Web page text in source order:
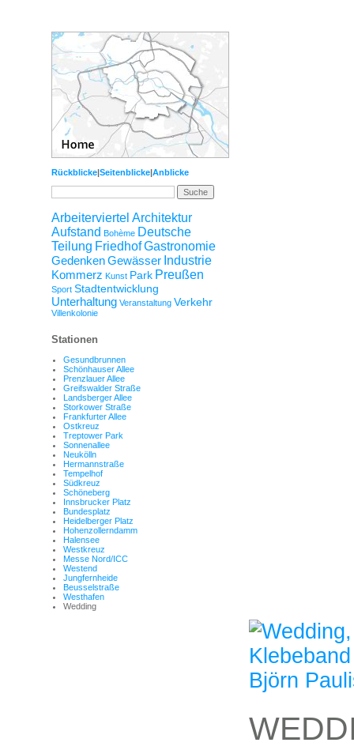
Rückblicke|Seitenblicke|Anblicke
Arbeiterviertel Architektur
Aufstand Bohème Deutsche
Teilung FriedhofGastronomie
GedenkenGewässer Industrie
Kommerz Kunst Park Preußen
Sport Stadtentwicklung
Unterhaltung Veranstaltung Verkehr
Villenkolonie
Stationen
Gesundbrunnen
Schönhauser Allee
Prenzlauer Allee
Greifswalder Straße
Landsberger Allee
Storkower Straße
Frankfurter Allee
Ostkreuz
Treptower Park
Sonnenallee
Neukölln
Hermannstraße
Tempelhof
Südkreuz
Schöneberg
Innsbrucker Platz
Bundesplatz
Heidelberger Platz
Hohenzollerndamm
Halensee
Westkreuz
Messe Nord/ICC
Westend
Jungfernheide
Beusselstraße
Westhafen
Wedding